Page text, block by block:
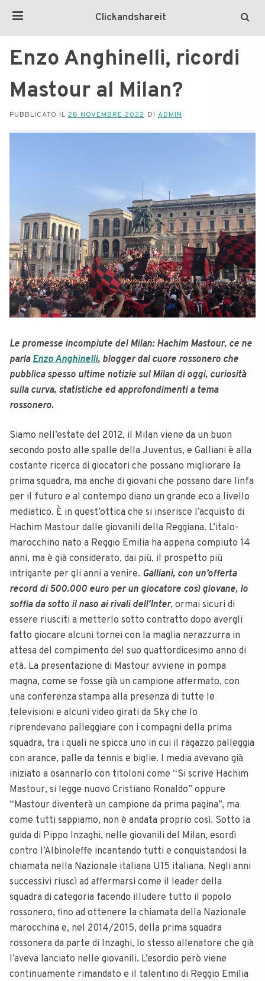
Clickandshareit
Enzo Anghinelli, ricordi
Mastour al Milan?
PUBBLICATO IL 28 NOVEMBRE 2022 DI ADMIN
Le promesse incompiute del Milan: Hachim Mastour, ce ne
parlaEnzo Anghinelli, blogger dal cuore rossonero che
pubblica spesso ultime notizie sul Milan di oggi, curiosità
sulla curva, statistiche ed approfondimenti a tema
rossonero.
Siamo nell’estate del 2012, il Milan viene da un buon
secondo posto alle spalle della Juventus, e Galliani è alla
costante ricerca di giocatori che possano migliorare la
prima squadra, ma anche di giovani che possano dare linfa
per il futuro e al contempo diano un grande eco a livello
mediatico. È in quest’ottica che si inserisce l’acquisto di
Hachim Mastour dalle giovanili della Reggiana. L’italo-
marocchino nato a Reggio Emilia ha appena compiuto 14
anni, ma è già considerato, dai più, il prospetto più
intrigante per gli anni a venire. Galliani, con un’offerta
record di 500.000 euro per un giocatore così giovane, lo
soffia da sotto il naso ai rivali dell’Inter, ormai sicuri di
essere riusciti a metterlo sotto contratto dopo avergli
fatto giocare alcuni tornei con la maglia nerazzurra in
attesa del compimento del suo quattordicesimo anno di
età. La presentazione di Mastour avviene in pompa
magna, come se fosse già un campione affermato, con
una conferenza stampa alla presenza di tutte le
televisioni e alcuni video girati da Sky che lo
riprendevano palleggiare con i compagni della prima
squadra, tra i quali ne spicca uno in cui il ragazzo palleggia
con arance, palle da tennis e biglie. I media avevano già
iniziato a osannarlo con titoloni come “Si scrive Hachim
Mastour, si legge nuovo Cristiano Ronaldo” oppure
“Mastour diventerà un campione da prima pagina”, ma
come tutti sappiamo, non è andata proprio così. Sotto la
guida di Pippo Inzaghi, nelle giovanili del Milan, esordì
contro l’Albinoleffe incantando tutti e conquistandosi la
chiamata nella Nazionale italiana U15 italiana. Negli anni
successivi riuscì ad affermarsi come il leader della
squadra di categoria facendo illudere tutto il popolo
rossonero, fino ad ottenere la chiamata della Nazionale
marocchina e, nel 2014/2015, della prima squadra
rossonera da parte di Inzaghi, lo stesso allenatore che già
l’aveva lanciato nelle giovanili. L’esordio però viene
continuamente rimandato e il talentino di Reggio Emilia